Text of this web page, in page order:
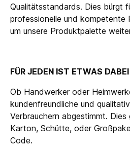
Qualitätsstandards. Dies bürgt
professionelle und kompetente
um unsere Produktpalette
FÜR JEDEN IST ETWAS DABEI
Ob Handwerker oder
kundenfreundliche und
Verbrauchern abgestimmt.
Karton, Schütte, oder
Code.